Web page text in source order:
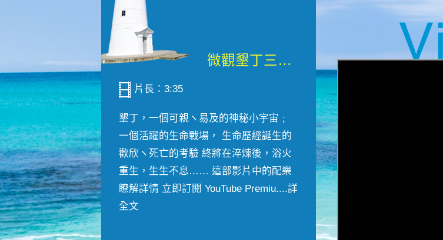
微觀墾丁三部曲 重生....
片長：3:35
墾丁，一個可親ヽ易及的神秘小宇宙﹔
一個活躍的生命戰場， 生命歷經誕生的
歡欣ヽ死亡的考驗 終將在淬煉後，浴火
重生，生生不息…… 這部影片中的配樂
瞭解詳情 立即訂閱 YouTube Premiu....詳
全文